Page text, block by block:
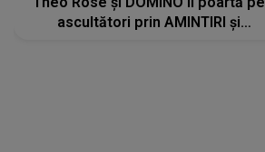
ascultători prin AMINTIRI și